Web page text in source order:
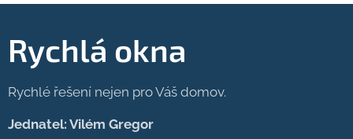
Rychlá okna
Rychlé řešení nejen pro Váš domov.
Jednatel: Vilém Gregor